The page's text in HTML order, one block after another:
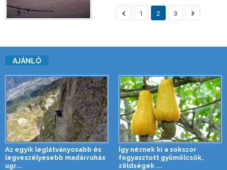
1 2 3
AJÁNLÓ
Az egyik leglátványosabb és
legveszélyesebb madárruhás
ugr...
Így néznek ki a sokszor
fogyasztott gyümölcsök,
zöldségek ...